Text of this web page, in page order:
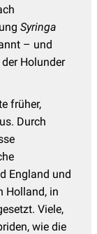
Syringa
– und
Holunder
früher,
Durch
England und
Holland, in
Viele,
wie die